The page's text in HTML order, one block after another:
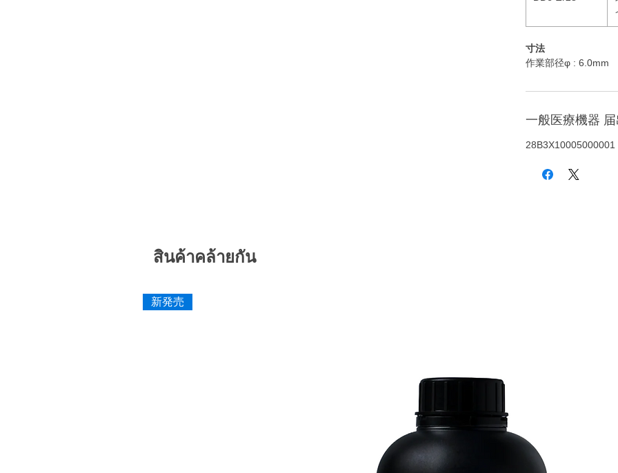
寸法
作業部径φ : 6.0mm
一般医療機器
28B3X10005000001
สินค้าคล้ายกัน
新発売